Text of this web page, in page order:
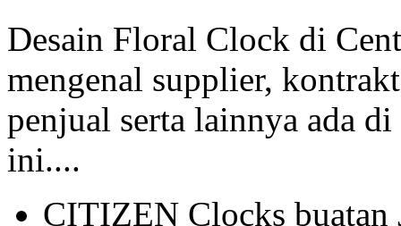
Desain Floral Clock di
mengenal supplier,
penjual serta lainnya ada
ini....
CITIZEN Clocks buatan